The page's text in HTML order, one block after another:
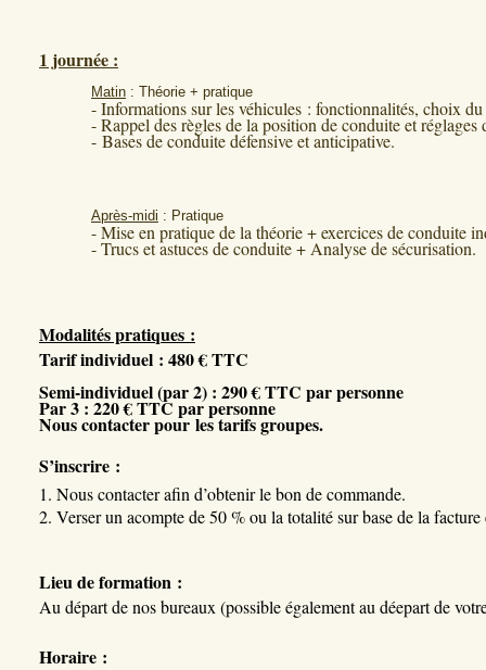
1 journée :
Matin : Théorie + pratique
- Informations sur les véhicules : fonctionnalités, choix
- Rappel des règles de la position de conduite et réglages
- Bases de conduite défensive et anticipative.
Après-midi : Pratique
- Mise en pratique de la théorie + exercices de conduite
- Trucs et astuces de conduite + Analyse de sécurisation.
Modalités pratiques :
Tarif individuel : 480 € TTC
Semi-individuel (par 2) : 290 € TTC par personne
Par 3 : 220 € TTC par personne
Nous contacter pour les tarifs groupes.
S’inscrire :
1. Nous contacter afin d’obtenir le bon de commande.
2. Verser un acompte de 50 % ou la totalité sur base de la
Lieu de formation :
Au départ de nos bureaux (possible également au déepart de
Horaire :